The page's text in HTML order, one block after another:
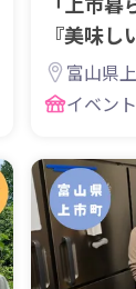
『美味
音 富山県
イベン